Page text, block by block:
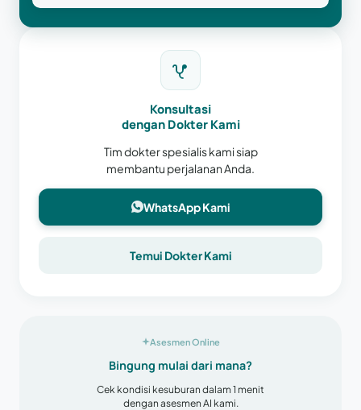
Konsultasi
dengan Dokter Kami
Tim dokter spesialis kami siap
membantu perjalanan Anda.
WhatsApp Kami
Temui Dokter Kami
Asesmen Online
Bingung mulai dari mana?
Cek kondisi kesuburan dalam 1 menit
dengan asesmen AI kami.